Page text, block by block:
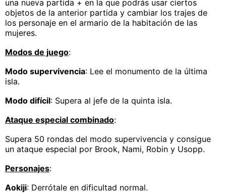
una nueva partida + en la que podrás usar ciertos
objetos de la anterior partida y cambiar los trajes de
los personaje en el armario de la habitación de las
mujeres.
Modos de juego:
Modo supervivencia: Lee el monumento de la última
isla.
Modo difícil: Supera al jefe de la quinta isla.
Ataque especial combinado:
Supera 50 rondas del modo supervivencia y consigue
un ataque especial por Brook, Nami, Robin y Usopp.
Personajes:
Aokiji: Derrótale en dificultad normal.